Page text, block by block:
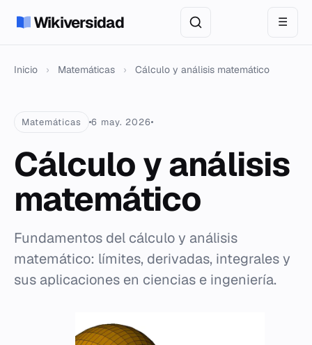
Wikiversidad ☰
Inicio › Matemáticas › Cálculo y análisis matemático
Matemáticas 6 may. 2026
Cálculo y análisis
matemático
Fundamentos del cálculo y análisis
matemático: límites, derivadas, integrales y
sus aplicaciones en ciencias e ingeniería.